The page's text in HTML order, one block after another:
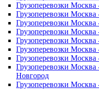
Грузоперевозки Москва
Грузоперевозки
Грузоперевозки
Грузоперевозки Москва
Грузоперевозки Москва
Грузоперевозки
Грузоперевозки Москва
Грузоперевозки
Новгород
Грузоперевозки